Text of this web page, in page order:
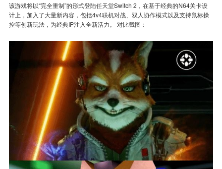
该游戏将以“完全重制”的形式登陆任天堂Switch 2，在基于经典的N64关卡设
计上，加入了大量新内容，包括4v4联机对战、双人协作模式以及支持鼠标操
控等创新玩法，为经典IP注入全新活力。 对比截图：